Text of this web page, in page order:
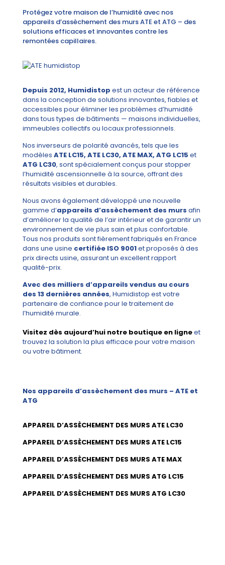
Protégez votre maison de l’humidité avec nos
appareils d’assèchement des murs ATE et ATG – des
solutions efficaces et innovantes contre les
remontées capillaires.
Depuis 2012, Humidistop est un acteur de référence
dans la conception de solutions innovantes, fiables et
accessibles pour éliminer les problèmes d’humidité
dans tous types de bâtiments — maisons individuelles,
immeubles collectifs ou locaux professionnels.
Nos inverseurs de polarité avancés, tels que les
modèles ATE LC15, ATE LC30, ATE MAX, ATG LC15 et
ATG LC30, sont spécialement conçus pour stopper
l’humidité ascensionnelle à la source, offrant des
résultats visibles et durables.
Nous avons également développé une nouvelle
gamme d’appareils d’assèchement des murs afin
d’améliorer la qualité de l’air intérieur et de garantir un
environnement de vie plus sain et plus confortable.
Tous nos produits sont fièrement fabriqués en France
dans une usine certifiée ISO 9001et proposés à des
prix directs usine, assurant un excellent rapport
qualité-prix.
Avec des milliers d’appareils vendus au cours
des 13 dernières années, Humidistop est votre
partenaire de confiance pour le traitement de
l’humidité murale.
Visitez dès aujourd’hui notre boutique en ligneet
trouvez la solution la plus efficace pour votre maison
ou votre bâtiment.
Nos appareils d’assèchement des murs – ATE et
ATG
APPAREIL D’ASSÈCHEMENT DES MURS ATE LC30
APPAREIL D’ASSÈCHEMENT DES MURS ATE LC15
APPAREIL D’ASSÈCHEMENT DES MURS ATE MAX
APPAREIL D’ASSÈCHEMENT DES MURS ATG LC15
APPAREIL D’ASSÈCHEMENT DES MURS ATG LC30